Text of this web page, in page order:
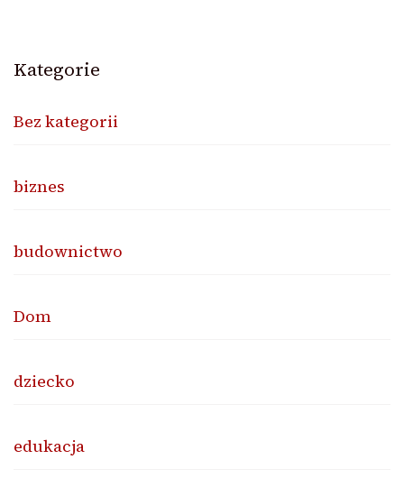
Kategorie
Bez kategorii
biznes
budownictwo
Dom
dziecko
edukacja